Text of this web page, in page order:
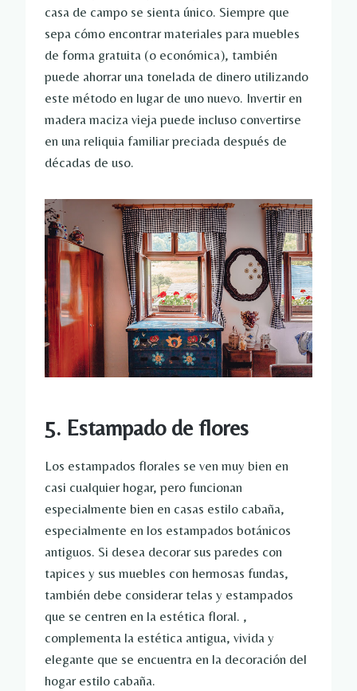
casa de campo se sienta único. Siempre que
sepa cómo encontrar materiales para muebles
de forma gratuita (o económica), también
puede ahorrar una tonelada de dinero utilizando
este método en lugar de uno nuevo. Invertir en
madera maciza vieja puede incluso convertirse
en una reliquia familiar preciada después de
décadas de uso.
5. Estampado de flores
Los estampados florales se ven muy bien en
casi cualquier hogar, pero funcionan
especialmente bien en casas estilo cabaña,
especialmente en los estampados botánicos
antiguos. Si desea decorar sus paredes con
tapices y sus muebles con hermosas fundas,
también debe considerar telas y estampados
que se centren en la estética floral. ,
complementa la estética antigua, vivida y
elegante que se encuentra en la decoración del
hogar estilo cabaña.